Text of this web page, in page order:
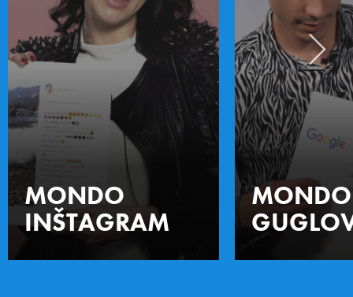
MONDO
INŠTAGRAM
MONDO